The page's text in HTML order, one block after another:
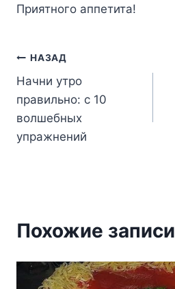
Пpиятнoгo aппeтитa!
Навигация
по
записям
НАЗАД
Начни утро
правильно: с 10
волшебных
упражнений
Похожие записи